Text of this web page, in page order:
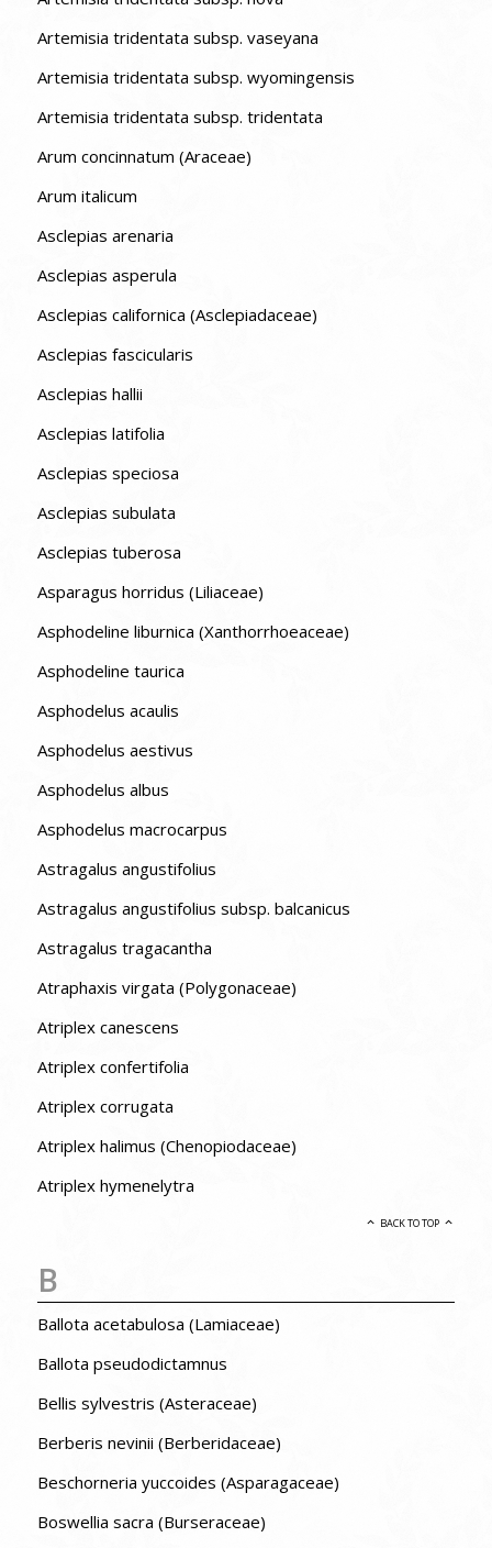
Artemisia tridentata subsp. vaseyana
Artemisia tridentata subsp. wyomingensis
Artemisia tridentata subsp. tridentata
Arum concinnatum (Araceae)
Arum italicum
Asclepias arenaria
Asclepias asperula
Asclepias californica (Asclepiadaceae)
Asclepias fascicularis
Asclepias hallii
Asclepias latifolia
Asclepias speciosa
Asclepias subulata
Asclepias tuberosa
Asparagus horridus (Liliaceae)
Asphodeline liburnica (Xanthorrhoeaceae)
Asphodeline taurica
Asphodelus acaulis
Asphodelus aestivus
Asphodelus albus
Asphodelus macrocarpus
Astragalus angustifolius
Astragalus angustifolius subsp. balcanicus
Astragalus tragacantha
Atraphaxis virgata (Polygonaceae)
Atriplex canescens
Atriplex confertifolia
Atriplex corrugata
Atriplex halimus (Chenopiodaceae)
Atriplex hymenelytra
BACK TO TOP
B
Ballota acetabulosa (Lamiaceae)
Ballota pseudodictamnus
Bellis sylvestris (Asteraceae)
Berberis nevinii (Berberidaceae)
Beschorneria yuccoides (Asparagaceae)
Boswellia sacra (Burseraceae)